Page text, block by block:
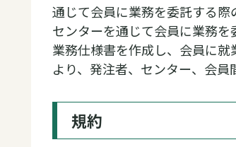
通じて会員に業務を委託する
センターを通じて会員に業務
業務仕様書を作成し、会員に
より、発注者、センター、会員
規約